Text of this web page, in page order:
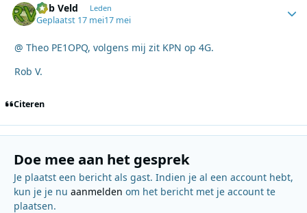
Rob Veld Leden
Geplaatst 17 mei17 mei
@ Theo PE1OPQ, volgens mij zit KPN op 4G.
Rob V.
Citeren
Doe mee aan het gesprek
Je plaatst een bericht als gast. Indien je al een account hebt,
kun je je nu aanmelden om het bericht met je account te
plaatsen.